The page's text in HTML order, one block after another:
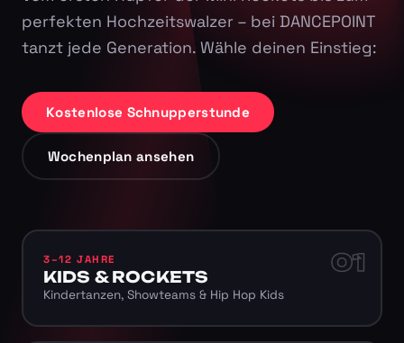
perfekten Hochzeitswalzer – bei DANCEPOINT
tanzt jede Generation. Wähle deinen Einstieg:
Kostenlose Schnupperstunde
Wochenplan ansehen
01
3–12 JAHRE
KIDS & ROCKETS
Kindertanzen, Showteams & Hip Hop Kids